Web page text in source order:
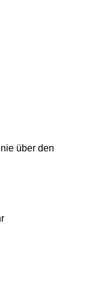
über den